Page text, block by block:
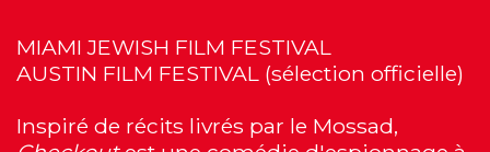
MIAMI JEWISH FILM FESTIVAL
AUSTIN FILM FESTIVAL (sélection officielle)
Inspiré de récits livrés par le Mossad,